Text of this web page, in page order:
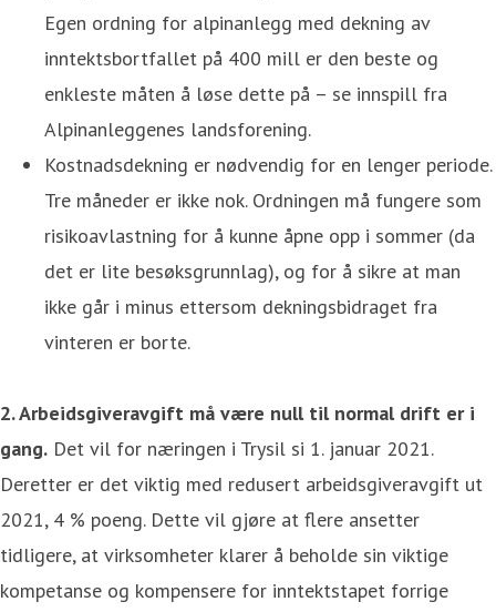
Egen ordning for alpinanlegg med dekning av
inntektsbortfallet på 400 mill er den beste og
enkleste måten å løse dette på – se innspill fra
Alpinanleggenes landsforening.
Kostnadsdekning er nødvendig for en lenger periode.
Tre måneder er ikke nok. Ordningen må fungere som
risikoavlastning for å kunne åpne opp i sommer (da
det er lite besøksgrunnlag), og for å sikre at man
ikke går i minus ettersom dekningsbidraget fra
vinteren er borte.
2. Arbeidsgiveravgift må være null til normal drift er i
gang. Det vil for næringen i Trysil si 1. januar 2021.
Deretter er det viktig med redusert arbeidsgiveravgift ut
2021, 4 % poeng. Dette vil gjøre at flere ansetter
tidligere, at virksomheter klarer å beholde sin viktige
kompetanse og kompensere for inntektstapet forrige